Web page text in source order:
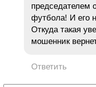
председателем
футбола! И его
Откуда такая
мошенник
Ответить